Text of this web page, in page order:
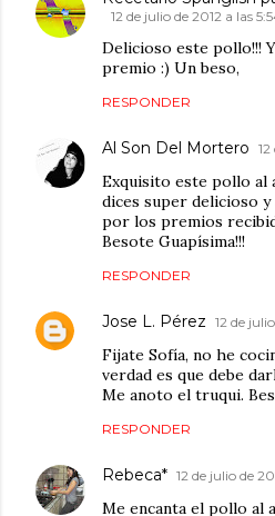
12 de julio de 2012 a las
Delicioso este pollo!!!
premio :) Un beso,
RESPONDER
Al Son Del Mortero
Exquisito este pollo al
dices super delicioso
por los premios
Besote Guapísima!!!
RESPONDER
Jose L. Pérez 12 de
Fijate Sofía, no he
verdad es que debe
Me anoto el truqui.
RESPONDER
Rebeca* 12 de julio de
Me encanta el pollo al